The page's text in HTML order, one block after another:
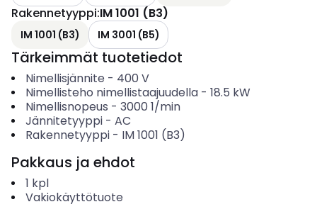
Rakennetyyppi:IM 1001 (B3)
IM 1001 (B3) IM 3001 (B5)
Tärkeimmät tuotetiedot
Nimellisjännite - 400 V
Nimellisteho nimellistaajuudella- 18.5 kW
Nimellisnopeus - 3000 1/min
Jännitetyyppi- AC
Rakennetyyppi- IM 1001 (B3)
Pakkaus ja ehdot
1 kpl
Vakiokäyttötuote